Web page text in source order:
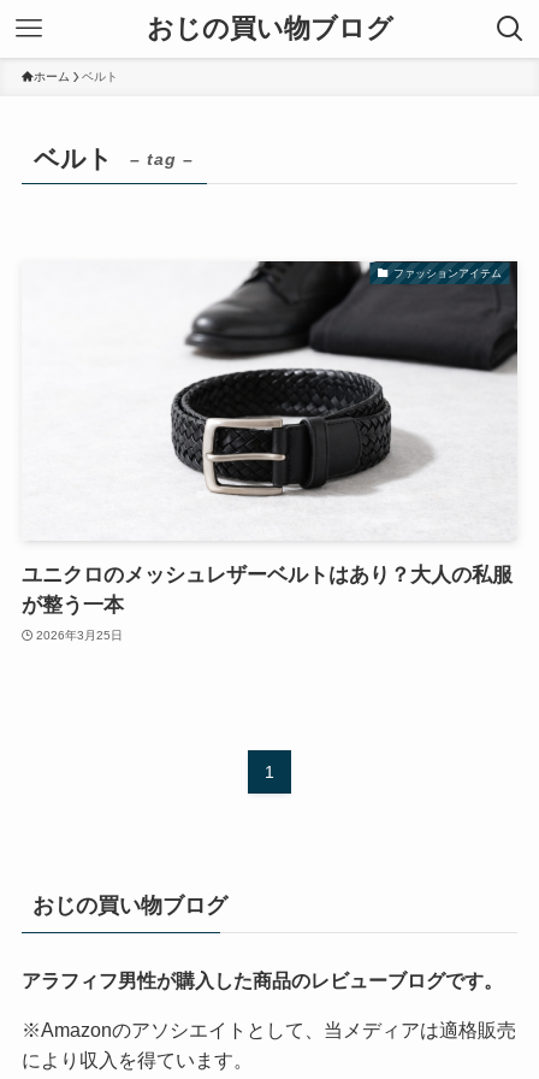
おじの買い物ブログ
ホーム ベルト
ベルト – tag –
ファッションアイテム
ユニクロのメッシュレザーベルトはあり？大人の私服
が整う一本
2026年3月25日
1
おじの買い物ブログ
アラフィフ男性が購入した商品のレビューブログです。
※Amazonのアソシエイトとして、当メディアは適格販売
により収入を得ています。